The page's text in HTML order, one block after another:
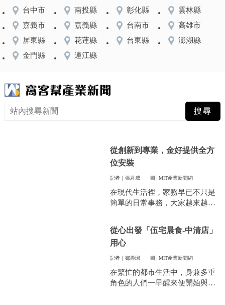
台中市
南投縣 彰化縣
雲林縣
嘉義市
嘉義縣 台南市
高雄市
屏東縣
花蓮縣 台東縣
澎湖縣
金門縣
連江縣
從創新到專業，金好提供全方
位安裝
記者｜張君威 圖│MIT產業新聞網
在現代生活裡，家務早已不只是
簡單的日常事務，大家越來越重
件看似小事卻常常讓人煩惱。像
是衣服太多、空間不夠，或是遇
到突然變天，曬衣服真的讓不少
人感到頭疼。
從心出發「伍宅晨食-中清店」
用心
記者｜鄒壽珺 圖│MIT產業新聞網
在繁忙的都市生活中，身兼多重
角色的人們一早醒來便開始與時